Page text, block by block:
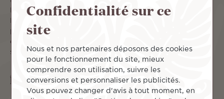
Bora Bora mais aussi l'archipel des Tuamotu avec
plage de sable blanc, lagon turquoise, eaux poissonneuses
et tant d'autres aspects qui vous laisseront tous des
souvenirs inoubliables à partager à deux !
Îles incluses
Confidentialité sur ce
site
Nous et nos partenaires déposons des cookies
pour le fonctionnement du site, mieux
comprendre son utilisation, suivre les
conversions et personnaliser les publicités.
Vous pouvez changer d'avis à tout moment, en